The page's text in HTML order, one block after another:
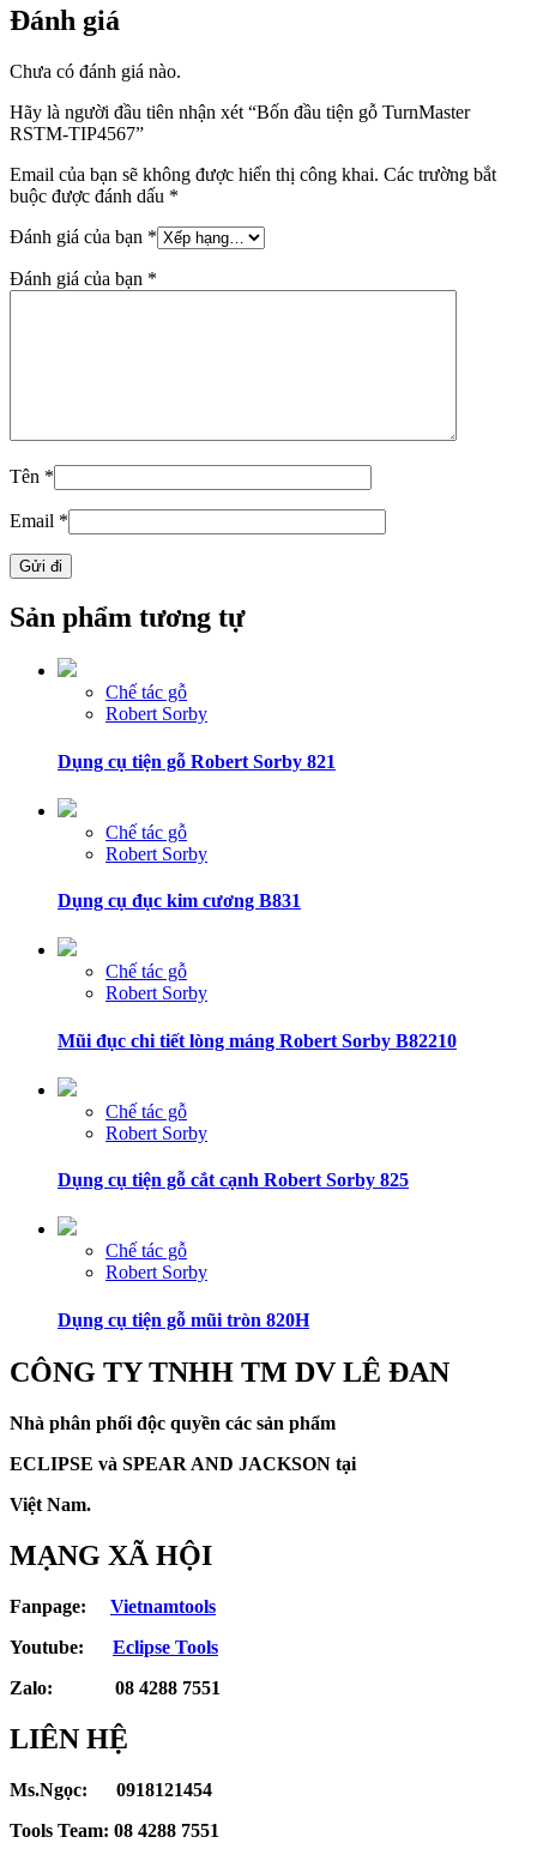
Đánh giá
Chưa có đánh giá nào.
Hãy là người đầu tiên nhận xét “Bốn đầu tiện gỗ TurnMaster
RSTM-TIP4567”
Email của bạn sẽ không được hiển thị công khai. Các trường bắt
buộc được đánh dấu *
Đánh giá của bạn *
Đánh giá của bạn *
Tên *
Email *
Sản phẩm tương tự
Chế tác gỗ
Robert Sorby
Dụng cụ tiện gỗ Robert Sorby 821
Chế tác gỗ
Robert Sorby
Dụng cụ đục kim cương B831
Chế tác gỗ
Robert Sorby
Mũi đục chi tiết lòng máng Robert Sorby B82210
Chế tác gỗ
Robert Sorby
Dụng cụ tiện gỗ cắt cạnh Robert Sorby 825
Chế tác gỗ
Robert Sorby
Dụng cụ tiện gỗ mũi tròn 820H
CÔNG TY TNHH TM DV LÊ ĐAN
Nhà phân phối độc quyền các sản phẩm
ECLIPSE và SPEAR AND JACKSON tại
Việt Nam.
MẠNG XÃ HỘI
Fanpage: Vietnamtools
Youtube: Eclipse Tools
Zalo: 08 4288 7551
LIÊN HỆ
Ms.Ngọc: 0918121454
Tools Team: 08 4288 7551